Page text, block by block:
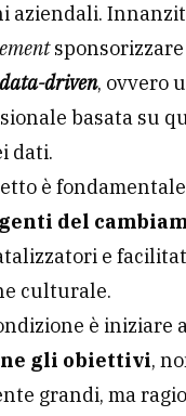
aziendali.
data-driven, ovvero
basata su
dati.
è
del
e
culturale.
è iniziare
gli obiettivi,
grandi, ma